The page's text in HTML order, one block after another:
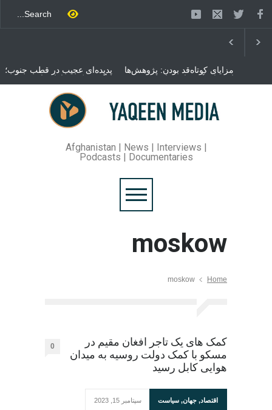
پدیده‌ای عجیب در قطب جنوب؛
پنگوئنی که هزاران بار در روز
می‌خوابد
مزایای کوتاه‌قد بودن: پژوهش‌ها
از فواید آن برای سلامتی
می‌گویند
محمدباقر قالیباف، رئیس
مجلس ایران، با انتقاد تند از
سیاست‌های دونالد ترمپ اعلام
کرد که واشنگتن تلاش دارد با
روند گفتگوها را از مسیر
مذاکره به سمت تسلیم سوق
دهد.
Afghanistan | News | Interviews |
Podcasts | Documentaries
moskow
Home
moskow
کمک های یک تاجر افغان مقیم در
مسکو با کمک دولت روسیه به میدان
هوایی کابل رسید
0
اقتصاد, جهان, سیاست سپتامبر 15, 2023